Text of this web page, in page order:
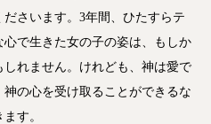
さいます。3年間、ひたすらテ
で生きた女の子の姿は、もしか
れません。けれども、神は愛で
の心を受け取ることができるな
す。